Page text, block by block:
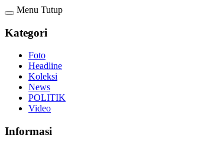
Menu Tutup
Kategori
Foto
Headline
Koleksi
News
POLITIK
Video
Informasi